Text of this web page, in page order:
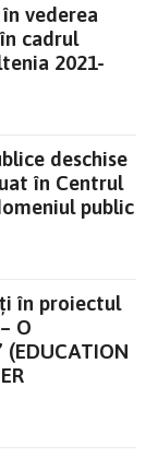
vederea
cadrul
2021-
deschise
în Centrul
public
în proiectul
O
(EDUCATION